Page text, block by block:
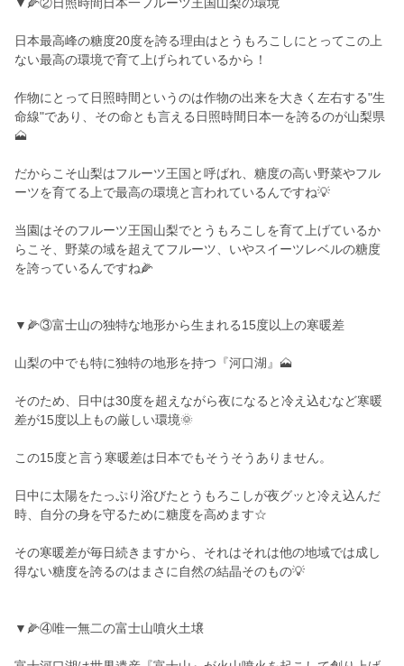
日本最高峰の糖度20度を誇る理由はとうもろこしにとってこの上
ない最高の環境で育て上げられているから！
作物にとって日照時間というのは作物の出来を大きく左右する"生
命線"であり、その命とも言える日照時間日本一を誇るのが山梨県
🗻
だからこそ山梨はフルーツ王国と呼ばれ、糖度の高い野菜やフル
ーツを育てる上で最高の環境と言われているんですね💡
当園はそのフルーツ王国山梨でとうもろこしを育て上げているか
らこそ、野菜の域を超えてフルーツ、いやスイーツレベルの糖度
を誇っているんですね🌽
▼🌽③富士山の独特な地形から生まれる15度以上の寒暖差
山梨の中でも特に独特の地形を持つ『河口湖』🗻
そのため、日中は30度を超えながら夜になると冷え込むなど寒暖
差が15度以上もの厳しい環境🌞
この15度と言う寒暖差は日本でもそうそうありません。
日中に太陽をたっぷり浴びたとうもろこしが夜グッと冷え込んだ
時、自分の身を守るために糖度を高めます☆
その寒暖差が毎日続きますから、それはそれは他の地域では成し
得ない糖度を誇るのはまさに自然の結晶そのもの💡
▼🌽④唯一無二の富士山噴火土壌